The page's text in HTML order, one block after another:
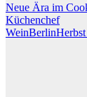
Neue Ära im
Küchenchef
WeinBerlinHerbst